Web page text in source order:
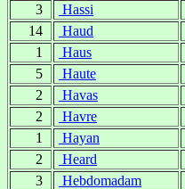
3
Hassi
14
Haud
1
Haus
5
Haute
2
Havas
2
Havre
1
Hayan
2
Heard
3
Hebdomadam